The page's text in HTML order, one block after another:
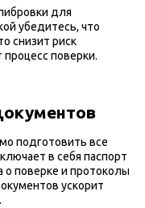
для
убедитесь, что
снизит риск
процесс поверки.
подготовить все
в себя паспорт
поверке и протоколы
ускорит